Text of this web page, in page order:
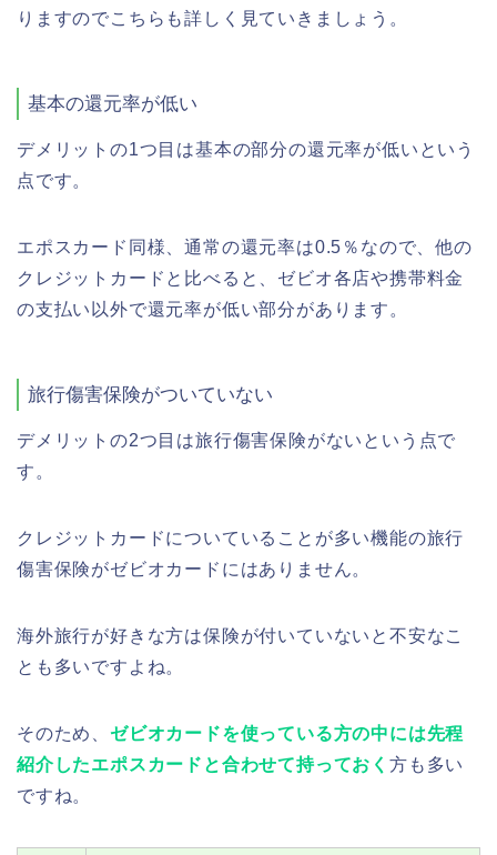
りますのでこちらも詳しく見ていきましょう。
基本の還元率が低い
デメリットの1つ目は基本の部分の還元率が低いという
点です。
エポスカード同様、通常の還元率は0.5％なので、他の
クレジットカードと比べると、ゼビオ各店や携帯料金
の支払い以外で還元率が低い部分があります。
旅行傷害保険がついていない
デメリットの2つ目は旅行傷害保険がないという点で
す。
クレジットカードについていることが多い機能の旅行
傷害保険がゼビオカードにはありません。
海外旅行が好きな方は保険が付いていないと不安なこ
とも多いですよね。
そのため、 ゼビオカードを使っている方の中には先程
紹介したエポスカードと合わせて持っておく 方も多い
ですね。